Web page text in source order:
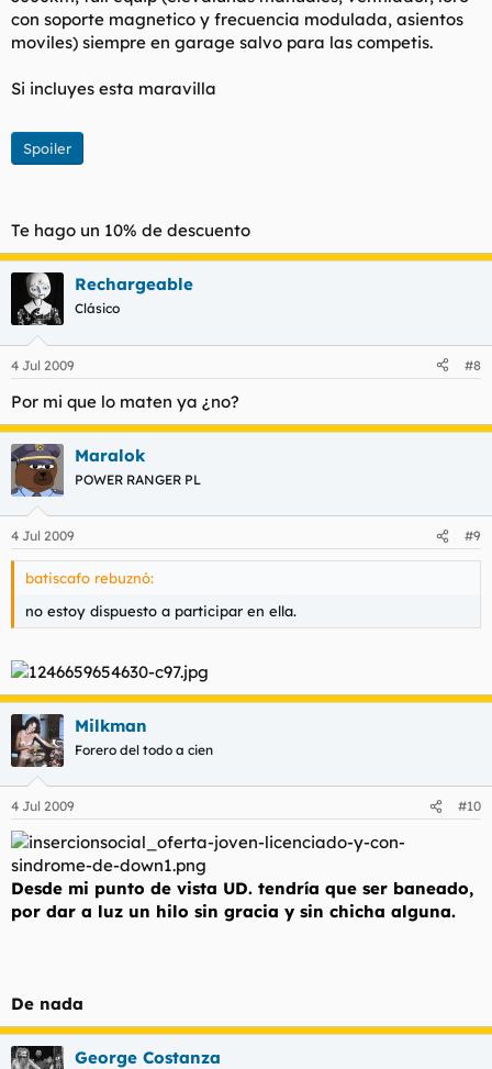
con soporte magnetico y frecuencia modulada, asientos
moviles) siempre en garage salvo para las competis.
Si incluyes esta maravilla
Spoiler
Te hago un 10% de descuento
Rechargeable
Clásico
4 Jul 2009 #8
Por mi que lo maten ya ¿no?
Maralok
POWER RANGER PL
4 Jul 2009 #9
batiscafo rebuznó:
no estoy dispuesto a participar en ella.
Milkman
Forero del todo a cien
4 Jul 2009 #10
Desde mi punto de vista UD. tendría que ser baneado,
por dar a luz un hilo sin gracia y sin chicha alguna.
De nada
George Costanza